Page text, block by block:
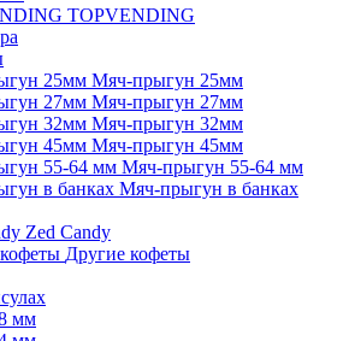
TOPVENDING
Мяч-прыгун 25мм
Мяч-прыгун 27мм
Мяч-прыгун 32мм
Мяч-прыгун 45мм
Мяч-прыгун 55-64 мм
Мяч-прыгун в банках
Zed Candy
Другие кофеты
мм